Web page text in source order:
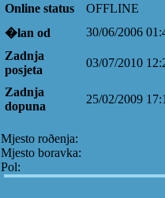
Online status
OFFLINE
�lan od
30/06/2006
Zadnja
posjeta
03/07/2010
Zadnja
dopuna
25/02/2009
Mjesto roðenja:
Mjesto boravka:
Pol: